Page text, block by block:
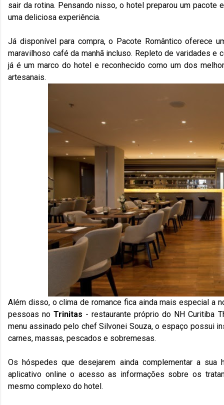
sair da rotina. Pensando nisso, o hotel preparou um
uma deliciosa experiência.
Já disponível para compra, o Pacote Romântico oferece
maravilhoso café da manhã incluso. Repleto de varidades e
já é um marco do hotel e reconhecido como um dos
artesanais.
Além disso, o clima de romance fica ainda mais especial a
pessoas noTrinitas - restaurante próprio do NH Curitiba
menu assinado pelo chef Silvonei Souza, o espaço possui
carnes, massas, pescados e sobremesas.
Os hóspedes que desejarem ainda complementar a
aplicativo online o acesso as informações sobre os
mesmo complexo do hotel.